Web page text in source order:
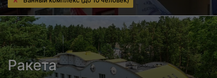
Ракета